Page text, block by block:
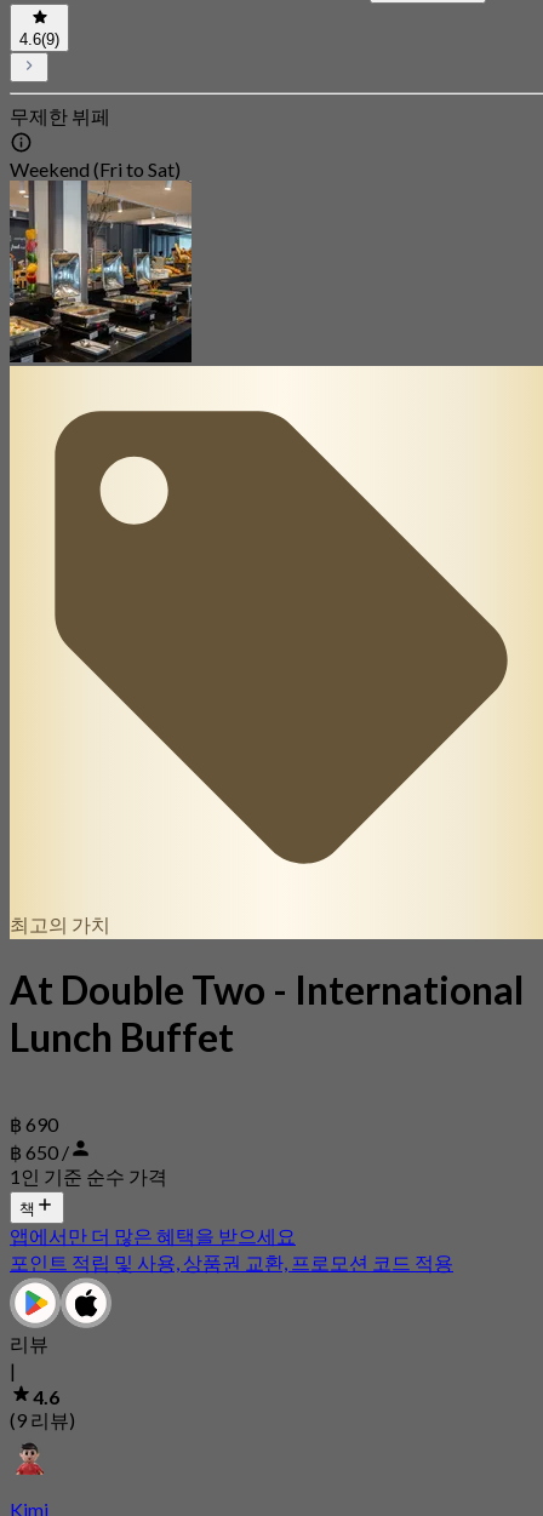
4.6(9)
무제한 뷔페
Weekend (Fri to Sat)
최고의 가치
At Double Two - International
Lunch Buffet
฿ 690
฿ 650 /
1인 기준 순수 가격
책
앱에서만 더 많은 혜택을 받으세요
포인트 적립 및 사용, 상품권 교환, 프로모션 코드 적용
리뷰
|
4.6
(9 리뷰)
Kimi